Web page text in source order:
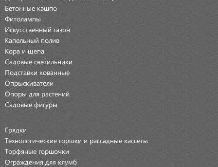
Бетонные кашпо
Фитолампы
Искусственный газон
Капельный полив
Кора и щепа
Садовые светильники
Подставки кованные
Опрыскиватели
Опоры для растений
Садовые фигуры
Грядки
Технологические горшки и рассадные кассеты
Торфяные горшочки
Ограждения для клумб